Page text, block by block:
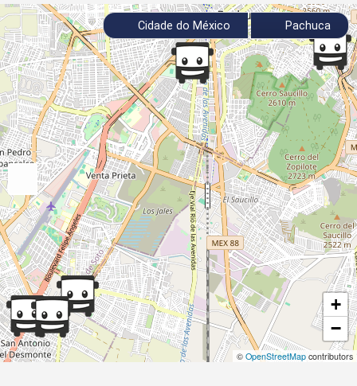
+
−
© OpenStreetMap contributors
Cidade do México Pachuca